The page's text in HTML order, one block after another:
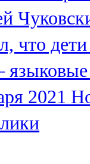
что
2021